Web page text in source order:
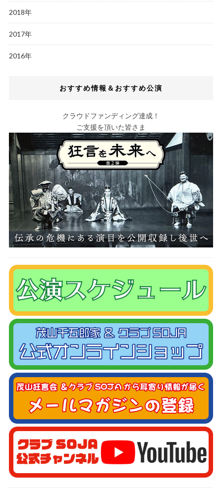
2018年
2017年
2016年
おすすめ情報＆おすすめ公演
クラウドファンディング達成！
ご支援を頂いた皆さま